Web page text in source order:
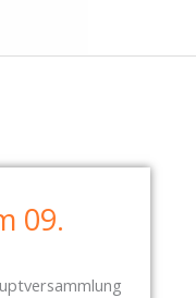
09.